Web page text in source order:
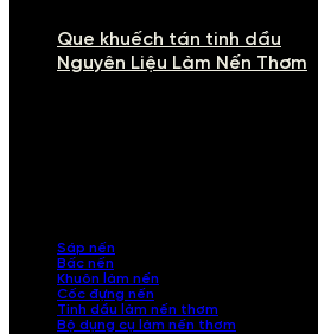
Que khuếch tán tinh dầu
Nguyên Liệu Làm Nến Thơm
Sáp nến
Bấc nến
Khuôn làm nến
Cốc đựng nến
Tinh dầu làm nến thơm
Bộ dụng cụ làm nến thơm